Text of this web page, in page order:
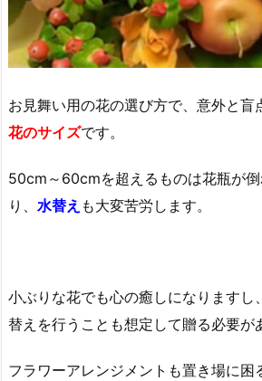
お見舞い用の花の選び方で、意外と盲
花のサイズです。
50cm～60cmを超えるものは花瓶が
り、 水替え も大変苦労します。
小ぶりな花でも心の癒しになりますし
替えを行うことも想定して贈る必要が
フラワーアレンジメントも置き場に困